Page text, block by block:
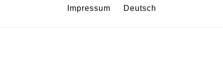
Impressum Deutsch